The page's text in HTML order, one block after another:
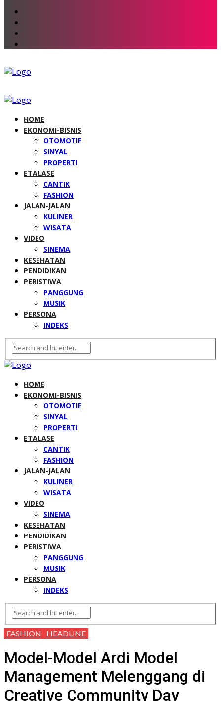
HOME
EKONOMI-BISNIS
OTOMOTIF
SINYAL
PROPERTI
ETALASE
CANTIK
FASHION
JALAN-JALAN
KULINER
WISATA
VIDEO
SINEMA
KESEHATAN
PENDIDIKAN
PERISTIWA
PANGGUNG
MUSIK
PERSONA
INDEKS
HOME
EKONOMI-BISNIS
OTOMOTIF
SINYAL
PROPERTI
ETALASE
CANTIK
FASHION
JALAN-JALAN
KULINER
WISATA
VIDEO
SINEMA
KESEHATAN
PENDIDIKAN
PERISTIWA
PANGGUNG
MUSIK
PERSONA
INDEKS
FASHION HEADLINE
Model-Model Ardi Model
Management Melenggang di
Creative Community Day